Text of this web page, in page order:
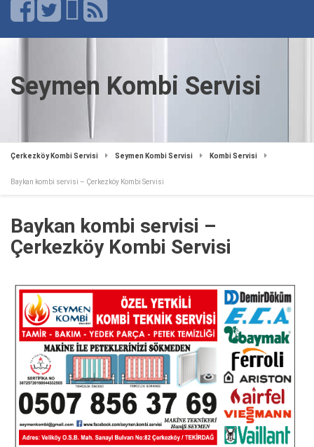
Seymen Kombi Servisi
Çerkezköy Kombi Servisi Seymen Kombi Servisi Kombi Servisi
Baykan kombi servisi – Çerkezköy Kombi Servisi
Baykan kombi servisi –
Çerkezköy Kombi Servisi